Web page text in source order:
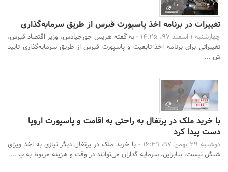
تغییرات در برنامه اخذ پاسپورت قبرس از طریق سرمایه‌گذاری
چهارشنبه 1 اسفند 97، 14:25 -
به گفته هریس جورجیادس، وزیر اقتصاد قبرس،
تغییراتی برای برنامه اخذ تابعیت و پاسپورت قبرس از طریق سرمایه‌گذاری تایید
ش ...
با خرید ملک در پرتغال به راحتی به اقامت و پاسپورت اروپا
دست پیدا کرد
دوشنبه 29 بهمن 97، 16:49 -
با خرید ملک در پرتغال دیگر نیازی به اخذ ویزای
شنگن نیست. بنابراین، سرمایه گذاران می‌توانند در وقت و هزینه مربوط به پ ...